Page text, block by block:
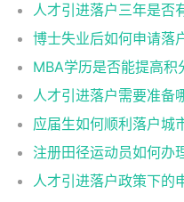
人才引进落户三年是否
博士失业后如何申请落
MBA学历是否能提高积
人才引进落户需要准备
应届生如何顺利落户城
注册田径运动员如何办
人才引进落户政策下的